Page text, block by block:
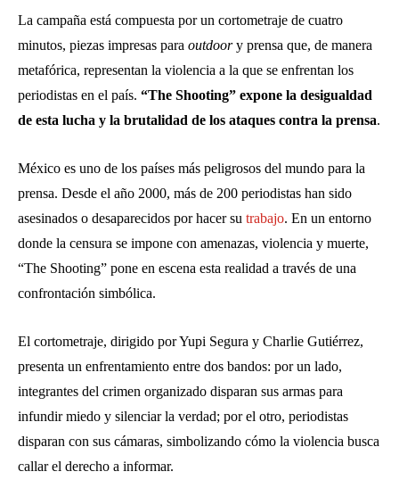
La campaña está compuesta por un cortometraje de cuatro
minutos, piezas impresas para outdoory prensa que, de manera
metafórica, representan la violencia a la que se enfrentan los
periodistas en el país. “The Shooting” expone la desigualdad
de esta lucha y la brutalidad de los ataques contra la prensa.
México es uno de los países más peligrosos del mundo para la
prensa. Desde el año 2000, más de 200 periodistas han sido
asesinados o desaparecidos por hacer su trabajo. En un entorno
donde la censura se impone con amenazas, violencia y muerte,
“The Shooting” pone en escena esta realidad a través de una
confrontación simbólica.
El cortometraje, dirigido por Yupi Segura y Charlie Gutiérrez,
presenta un enfrentamiento entre dos bandos: por un lado,
integrantes del crimen organizado disparan sus armas para
infundir miedo y silenciar la verdad; por el otro, periodistas
disparan con sus cámaras, simbolizando cómo la violencia busca
callar el derecho a informar.